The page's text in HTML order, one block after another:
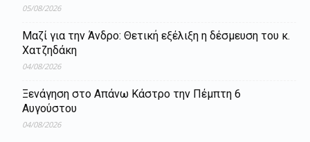
05/08/2026
Μαζί για την Άνδρο: Θετική εξέλιξη η δέσμευση του κ.
Χατζηδάκη
04/08/2026
Ξενάγηση στο Απάνω Κάστρο την Πέμπτη 6
Αυγούστου
04/08/2026